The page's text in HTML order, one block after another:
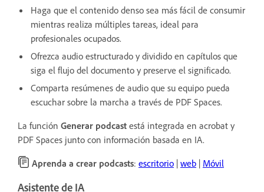
Haga que el contenido denso sea más fácil de consumir
mientras realiza múltiples tareas, ideal para
profesionales ocupados.
Ofrezca audio estructurado y dividido en capítulos que
siga el flujo del documento y preserve el significado.
Comparta resúmenes de audio que su equipo pueda
escuchar sobre la marcha a través de PDF Spaces.
La función Generar podcast está integrada en acrobat y
PDF Spaces junto con información basada en IA.
Aprenda a crear podcasts: escritorio | web | Móvil
Asistente de IA